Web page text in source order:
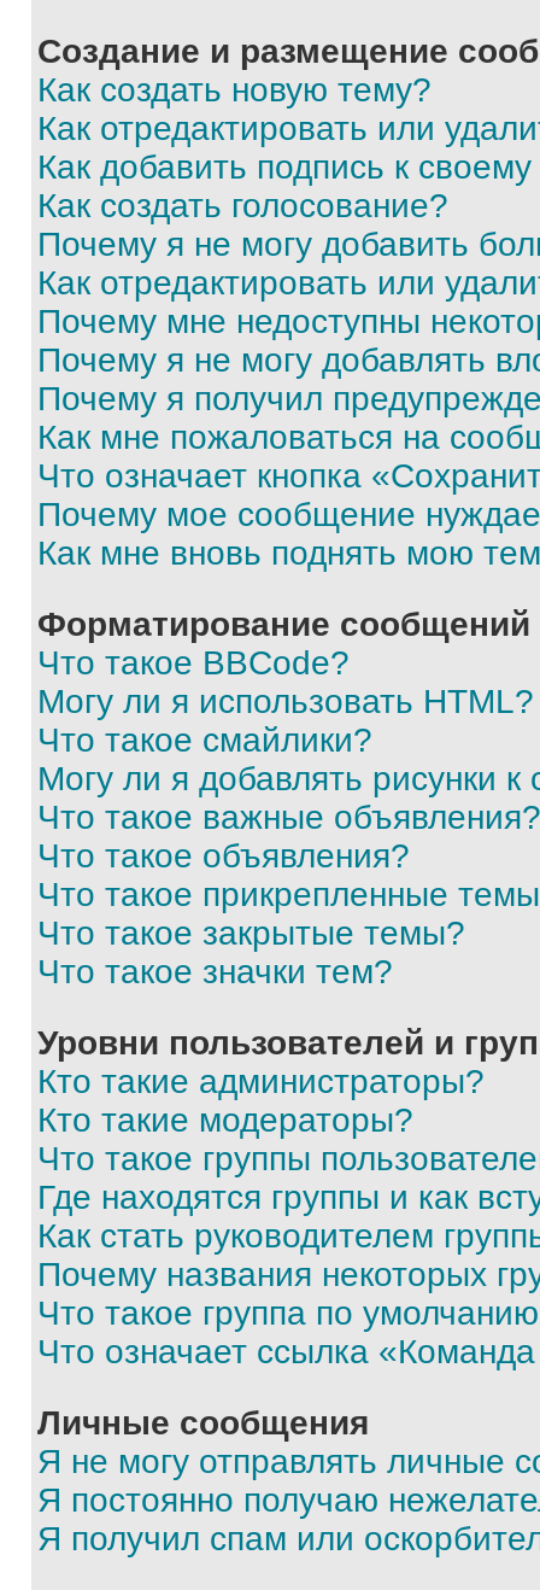
Создание и размещение
Как создать новую тему?
Как отредактировать или
Как добавить подпись к
Как создать голосование?
Почему я не могу добавить
Как отредактировать или
Почему мне недоступны
Почему я не могу добавлять
Почему я получил
Как мне пожаловаться на
Что означает кнопка
Почему мое сообщение
Как мне вновь поднять мою
Форматирование
Что такое BBCode?
Могу ли я использовать HTML?
Что такое смайлики?
Могу ли я добавлять рисунки
Что такое важные объявления?
Что такое объявления?
Что такое прикрепленные
Что такое закрытые темы?
Что такое значки тем?
Уровни пользователей и
Кто такие администраторы?
Кто такие модераторы?
Что такое группы
Где находятся группы и как
Как стать руководителем
Почему названия некоторых
Что такое группа по
Что означает ссылка
Личные сообщения
Я не могу отправлять личные
Я постоянно получаю
Я получил спам или